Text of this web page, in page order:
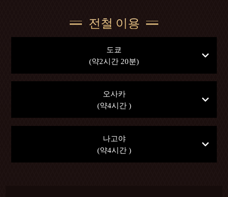
전철 이용
도쿄
(약2시간 20분)
오사카
(약4시간 )
나고야
(약4시간 )